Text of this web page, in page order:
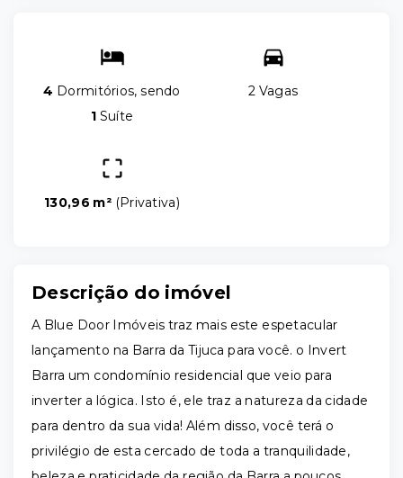
4 Dormitórios, sendo
1 Suíte
2 Vagas
130,96 m² (Privativa)
Descrição do imóvel
A Blue Door Imóveis traz mais este espetacular
lançamento na Barra da Tijuca para você. o Invert
Barra um condomínio residencial que veio para
inverter a lógica. Isto é, ele traz a natureza da cidade
para dentro da sua vida! Além disso, você terá o
privilégio de esta cercado de toda a tranquilidade,